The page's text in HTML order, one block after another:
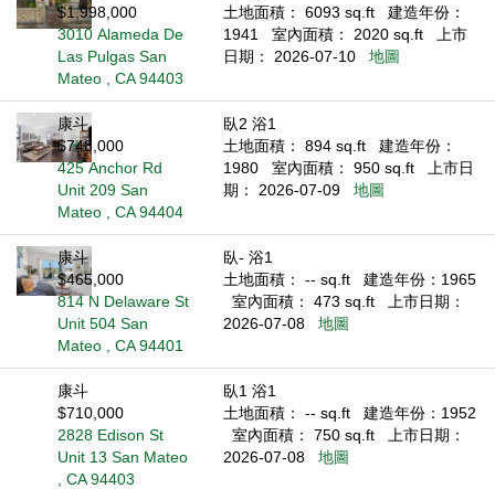
$1,998,000
3010 Alameda De
Las Pulgas San
Mateo , CA 94403
土地面積： 6093 sq.ft
建造年份：
1941
室內面積： 2020 sq.ft
上市
日期： 2026-07-10
地圖
康斗
$748,000
425 Anchor Rd
Unit 209 San
Mateo , CA 94404
臥2 浴1
土地面積： 894 sq.ft
建造年份：
1980
室內面積： 950 sq.ft
上市日
期： 2026-07-09
地圖
康斗
$465,000
814 N Delaware St
Unit 504 San
Mateo , CA 94401
臥- 浴1
土地面積： -- sq.ft
建造年份：1965
室內面積： 473 sq.ft
上市日期：
2026-07-08
地圖
康斗
$710,000
2828 Edison St
Unit 13 San Mateo
, CA 94403
臥1 浴1
土地面積： -- sq.ft
建造年份：1952
室內面積： 750 sq.ft
上市日期：
2026-07-08
地圖